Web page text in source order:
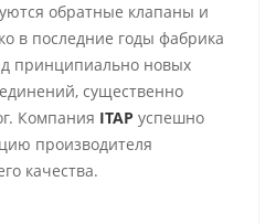
обратные клапаны и
в последние годы фабрика
принципиально новых
существенно
Компания ITAP успешно
производителя
качества.